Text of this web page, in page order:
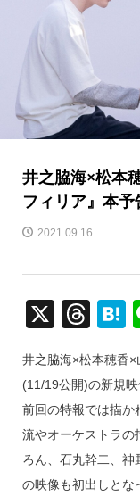
井之脇海×松本
フィリア』本
2021.09.16
X T
e
a
d
s
井之脇海×松本穂香×
(11/19公開)の新規
前回の特報では描か
流やオーケストラの
ろん、石丸幹二、神
の映像も初出しとな